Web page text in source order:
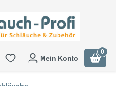
Mein Konto
0